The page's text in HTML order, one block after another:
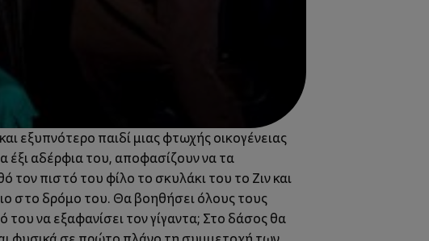
εξυπνότερο παιδί μιας φτωχής οικογένειας
έξι αδέρφια του, αποφασίζουν να τα
πιστό του φίλο το σκυλάκι του το Ζιν και
στο δρόμο του. Θα βοηθήσει όλους τους
να εξαφανίσει τον γίγαντα; Στο δάσος θα